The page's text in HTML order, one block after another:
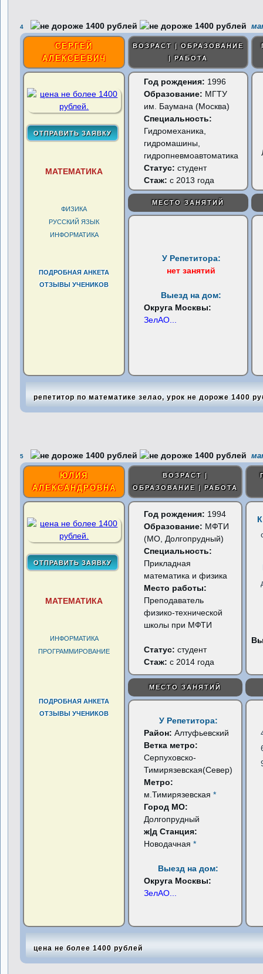
4
СЕРГЕЙ
АЛЕКСЕЕВИЧ
ВОЗРАСТ | ОБРАЗОВАНИЕ
| РАБОТА
МАТЕМАТИКА
ФИЗИКА
РУССКИЙ ЯЗЫК
ИНФОРМАТИКА
ПОДРОБНАЯ АНКЕТА
ОТЗЫВЫ УЧЕНИКОВ
Год рождения: 1996
Образование: МГТУ
им. Баумана (Москва)
Специальность:
Гидромеханика,
гидромашины,
гидропневмоавтоматика
Статус:студент
Стаж: с 2013 года
МЕСТО ЗАНЯТИЙ
У Репетитора:
нет занятий
Выезд на дом:
Округа Москвы:
ЗелАО
репетитор по математике зелао, урок не дороже 1400
5
ЮЛИЯ
АЛЕКСАНДРОВНА
ВОЗРАСТ |
ОБРАЗОВАНИЕ | РАБОТА
МАТЕМАТИКА
ИНФОРМАТИКА
ПРОГРАММИРОВАНИЕ
ПОДРОБНАЯ АНКЕТА
ОТЗЫВЫ УЧЕНИКОВ
Год рождения: 1994
Образование: МФТИ
(МО, Долгопрудный)
Специальность:
Прикладная
математика и физика
Место работы:
Преподаватель
физико-технической
школы при МФТИ
Статус:студент
Стаж: с 2014 года
МЕСТО ЗАНЯТИЙ
У Репетитора:
Район:Алтуфьевский
Ветка метро:
Серпуховско-
Тимирязевская(Север)
Метро:
м.Тимирязевская*
Город МО:
Долгопрудный
ж|д Станция:
Новодачная*
Выезд на дом:
Округа Москвы:
ЗелАО
цена не более 1400 рублей